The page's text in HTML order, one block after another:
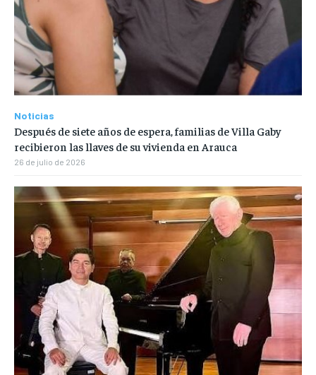
Noticias
Después de siete años de espera, familias de Villa Gaby
recibieron las llaves de su vivienda en Arauca
26 de julio de 2026